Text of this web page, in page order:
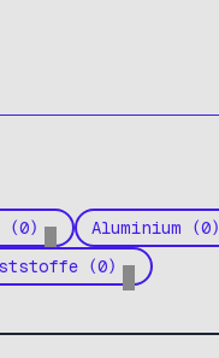
(0) Aluminium (0)
(0)